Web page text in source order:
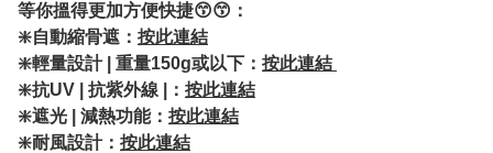
等你搵得更加方便快捷😙😙：
❇️自動縮骨遮： 按此連結
❇️輕量設計 | 重量150g或以下： 按此連結
❇️抗UV | 抗紫外線 |： 按此連結
❇️遮光 | 減熱功能： 按此連結
❇️耐風設計： 按此連結